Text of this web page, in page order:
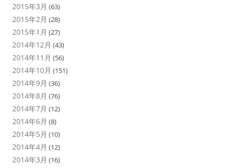
2015年3月 (63)
2015年2月 (28)
2015年1月 (27)
2014年12月 (43)
2014年11月 (56)
2014年10月 (151)
2014年9月 (36)
2014年8月 (76)
2014年7月 (12)
2014年6月 (8)
2014年5月 (10)
2014年4月 (12)
2014年3月 (16)